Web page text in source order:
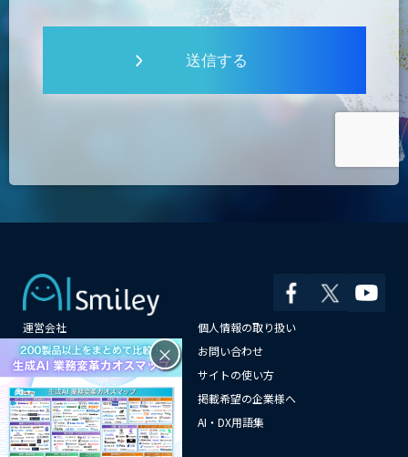
送信する
運営会社
個人情報の取り扱い
よくある質問
お問い合わせ
メールマガジン登録
サイトの使い方
情報提供はこちらから
掲載希望の企業様へ
AI企業一覧
AI・DX用語集
サイトマップ
×